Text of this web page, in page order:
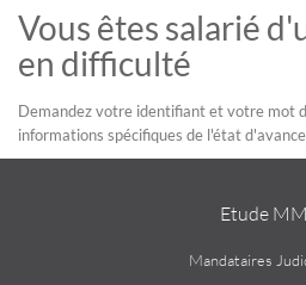
Vous êtes salarié
en difficulté
Demandez votre identifiant et votre mot
informations spécifiques de l'état
Etude
Mandataires